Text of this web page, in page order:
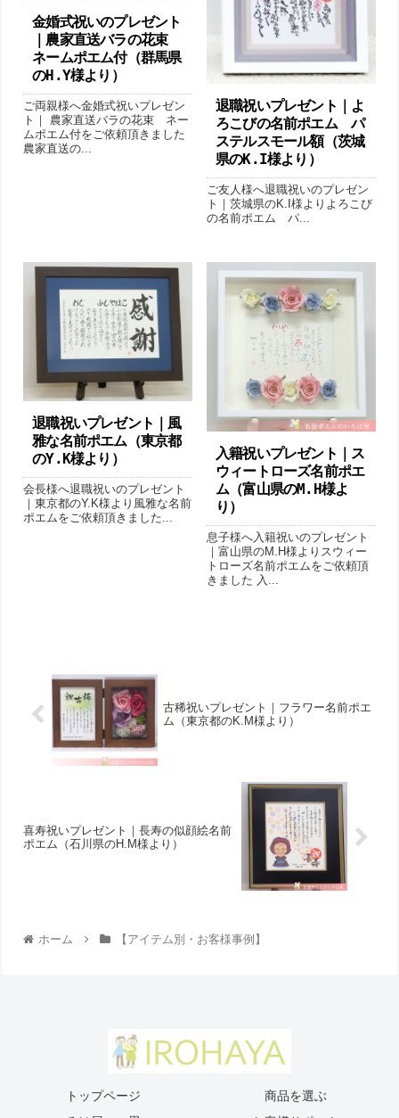
金婚式祝いのプレゼント
｜農家直送バラの花束
ネームポエム付（群馬県
のH.Y様より ）
ご両親様へ金婚式祝いプレゼン
ト｜ 農家直送バラの花束 ネー
ムポエム付をご依頼頂きました
農家直送の...
退職祝いプレゼント｜よ
ろこびの名前ポエム パ
ステルスモール額（茨城
県のK.I様より）
ご友人様へ退職祝いのプレゼン
ト｜茨城県のK.I様よりよろこび
の名前ポエム パ...
退職祝いプレゼント｜風
雅な名前ポエム（東京都
のY.K様より）
会長様へ退職祝いのプレゼント
｜東京都のY.K様より風雅な名前
ポエムをご依頼頂きました...
入籍祝いプレゼント｜ス
ウィートローズ名前ポエ
ム（富山県のM.H様よ
り）
息子様へ入籍祝いのプレゼント
｜富山県のM.H様よりスウィー
トローズ名前ポエムをご依頼頂
きました 入...
古稀祝いプレゼント｜フラワー名前ポエ
ム（東京都のK.M様より ）
喜寿祝いプレゼント｜長寿の似顔絵名前
ポエム（石川県のH.M様より）
ホーム 【アイテム別・お客様事例】
トップページ
商品を選ぶ